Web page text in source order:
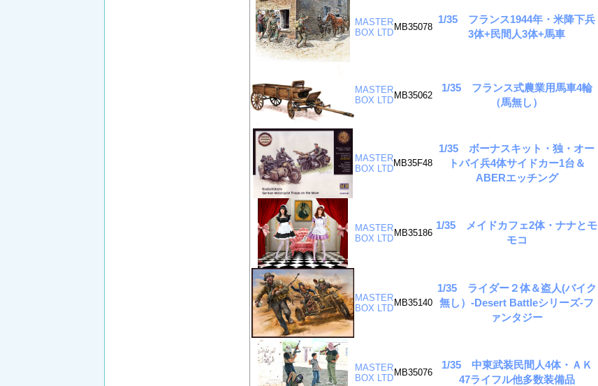
MASTER
BOX LTD
MB35078
1/35 フランス1944年・米降下兵
3体+民間人3体+馬車
MASTER
BOX LTD MB35062
1/35 フランス式農業用馬車4輪
（馬無し）
MASTER
BOX LTD
MB35F48
1/35 ボーナスキット・独・オー
トバイ兵4体サイドカー1台＆
ABERエッチング
MASTER
BOX LTD
MB35186
1/35 メイドカフェ2体・ナナとモ
モコ
MASTER
BOX LTD
MB35140
1/35 ライダー２体＆盗人(バイク
無し）-Desert Battleシリーズ-フ
ァンタジー
MASTER
BOX LTD
MB35076
1/35 中東武装民間人4体・ＡＫ
47ライフル他多数装備品